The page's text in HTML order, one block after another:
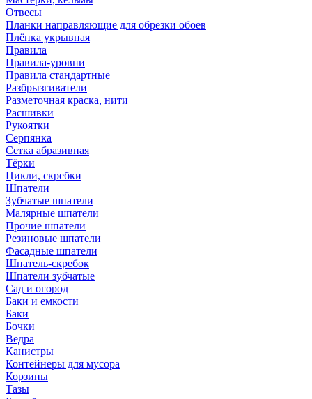
Отвесы
Планки направляющие для обрезки обоев
Плёнка укрывная
Правила
Правила-уровни
Правила стандартные
Разбрызгиватели
Разметочная краска, нити
Расшивки
Рукоятки
Серпянка
Сетка абразивная
Тёрки
Цикли, скребки
Шпатели
Зубчатые шпатели
Малярные шпатели
Прочие шпатели
Резиновые шпатели
Фасадные шпатели
Шпатель-скребок
Шпатели зубчатые
Сад и огород
Баки и емкости
Баки
Бочки
Ведра
Канистры
Контейнеры для мусора
Корзины
Тазы